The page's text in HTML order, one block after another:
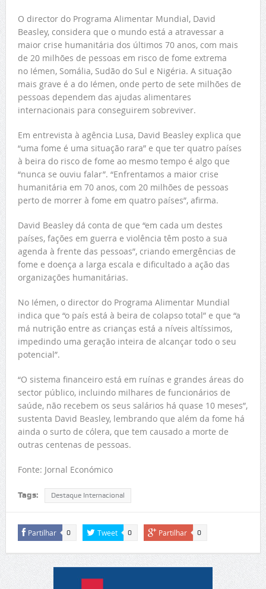
O director do Programa Alimentar Mundial, David
Beasley, considera que o mundo está a atravessar a
maior crise humanitária dos últimos 70 anos, com mais
de 20 milhões de pessoas em risco de fome extrema
no Iémen, Somália, Sudão do Sul e Nigéria. A situação
mais grave é a do Iémen, onde perto de sete milhões de
pessoas dependem das ajudas alimentares
internacionais para conseguirem sobreviver.
Em entrevista à agência Lusa, David Beasley explica que
“uma fome é uma situação rara” e que ter quatro países
à beira do risco de fome ao mesmo tempo é algo que
“nunca se ouviu falar”. “Enfrentamos a maior crise
humanitária em 70 anos, com 20 milhões de pessoas
perto de morrer à fome em quatro países”, afirma.
David Beasley dá conta de que “em cada um destes
países, fações em guerra e violência têm posto a sua
agenda à frente das pessoas”, criando emergências de
fome e doença a larga escala e dificultado a ação das
organizações humanitárias.
No Iémen, o director do Programa Alimentar Mundial
indica que “o país está à beira de colapso total” e que “a
má nutrição entre as crianças está a níveis altíssimos,
impedindo uma geração inteira de alcançar todo o seu
potencial”.
“O sistema financeiro está em ruínas e grandes áreas do
sector público, incluindo milhares de funcionários de
saúde, não recebem os seus salários há quase 10 meses”,
sustenta David Beasley, lembrando que além da fome há
ainda o surto de cólera, que tem causado a morte de
outras centenas de pessoas.
Fonte: Jornal Económico
Tags: Destaque Internacional
Partilhar 0 Tweet 0 Partilhar 0